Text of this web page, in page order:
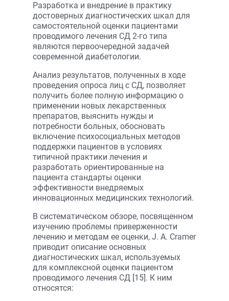
Разработка и внедрение в практику
достоверных диагностических шкал для
самостоятельной оценки пациентами
проводимого лечения СД 2-го типа
являются первоочередной задачей
современной диабетологии.
Анализ результатов, полученных в ходе
проведения опроса лиц с СД, позволяет
получить более полную информацию о
применении новых лекарственных
препаратов, выяснить нужды и
потребности больных, обосновать
включение психосоциальных методов
поддержки пациентов в условиях
типичной практики лечения и
разработать ориентированные на
пациента стандарты оценки
эффективности внедряемых
инновационных медицинских технологий.
В систематическом обзоре, посвященном
изучению проблемы приверженности
лечению и методам ее оценки, J. A. Cramer
приводит описание основных
диагностических шкал, используемых
для комплексной оценки пациентом
проводимого лечения СД [15]. К ним
относятся: